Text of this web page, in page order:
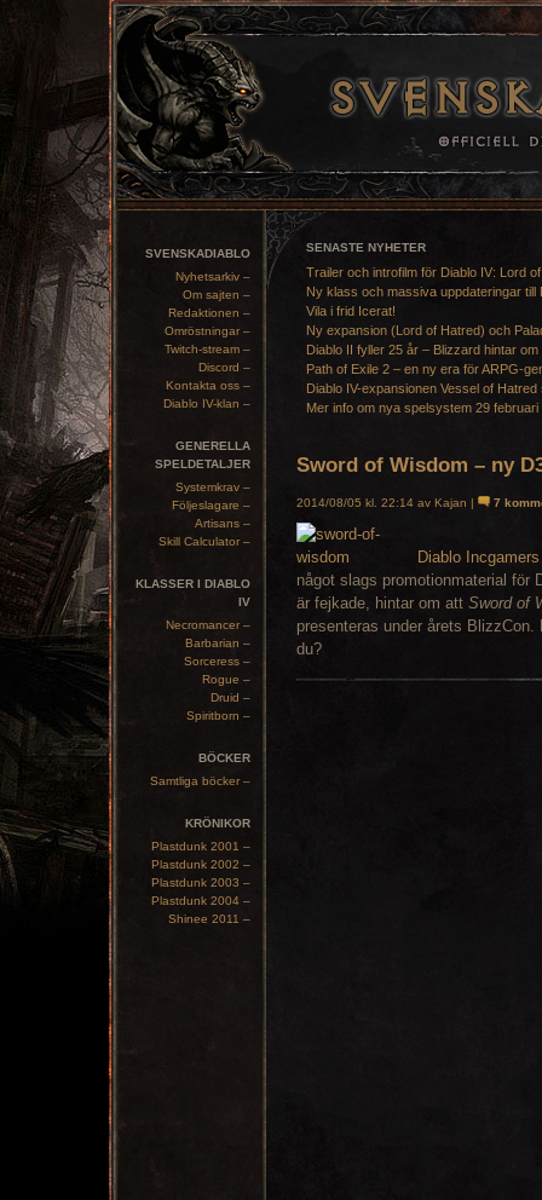
SVENSKADIABLO
Nyhetsarkiv –
Om sajten –
Redaktionen –
Omröstningar –
Twitch-stream –
Discord –
Kontakta oss –
Diablo IV-klan –
GENERELLA
SPELDETALJER
Systemkrav –
Följeslagare –
Artisans –
Skill Calculator –
KLASSER I DIABLO
IV
Necromancer –
Barbarian –
Sorceress –
Rogue –
Druid –
Spiritborn –
BÖCKER
Samtliga böcker –
KRÖNIKOR
Plastdunk 2001 –
Plastdunk 2002 –
Plastdunk 2003 –
Plastdunk 2004 –
Shinee 2011 –
SENASTE NYHETER
Trailer och introfilm för Diablo IV: Lord
Ny klass och massiva uppdateringar till
Vila i frid Icerat!
Ny expansion (Lord of Hatred) och
Diablo II fyller 25 år – Blizzard hintar om
Path of Exile 2 – en ny era för ARPG-
Diablo IV-expansionen Vessel of
Mer info om nya spelsystem 29 februari
Sword of Wisdom – ny
2014/08/05 kl. 22:14 av Kajan | 7
Diablo Incgamers
något slags promotionmaterial för
är fejkade, hintar om att Sword of
presenteras under årets
du?